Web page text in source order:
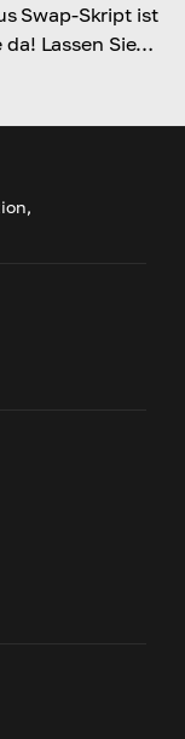
Swap-Skript ist
Lassen Sie